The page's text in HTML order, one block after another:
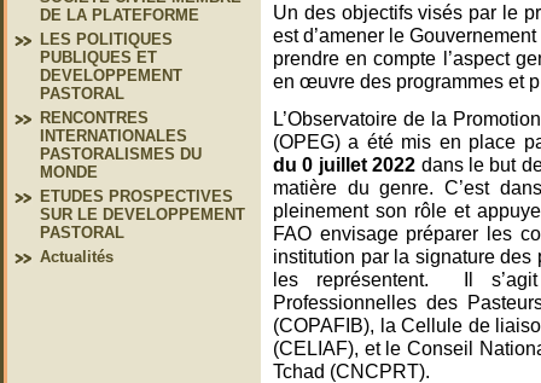
DE LA PLATEFORME
LES POLITIQUES
PUBLIQUES ET
DEVELOPPEMENT
PASTORAL
RENCONTRES
INTERNATIONALES
PASTORALISMES DU
MONDE
ETUDES PROSPECTIVES
SUR LE DEVELOPPEMENT
PASTORAL
Actualités
Un des objectifs visés par le
est d’amener le
prendre en compte l’aspect
en œuvre des programmes et
L’Observatoire de la
(OPEG) a été mis en place
du 0 juillet 2022 dans le but
matière du genre. C’est
pleinement son rôle et
FAO envisage préparer les
institution par la signature des
les représentent.
Il
Professionnelles des
(COPAFIB), la Cellule de
(CELIAF), et le Conseil
Tchad (CNCPRT).